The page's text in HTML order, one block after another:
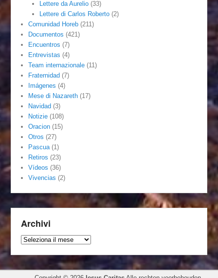
Lettere da Aurelio(33)
Lettere di Carlos Roberto(2)
Comunidad Horeb (211)
Documentos (421)
Encuentros (7)
Entrevistas (4)
Team internazionale (11)
Fraternidad (7)
Imágenes (4)
Mese di Nazareth (17)
Navidad (3)
Notizie (108)
Oracion (15)
Otros (27)
Pascua (1)
Retiros (23)
Vídeos (36)
Vivencias (2)
Archivi
Archivi